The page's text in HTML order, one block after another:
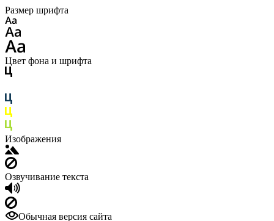
Размер шрифта
Цвет фона и шрифта
Изображения
Озвучивание текста
Обычная версия сайта